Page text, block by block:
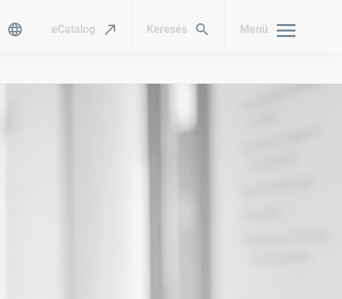
eCatalog Keresés Menü